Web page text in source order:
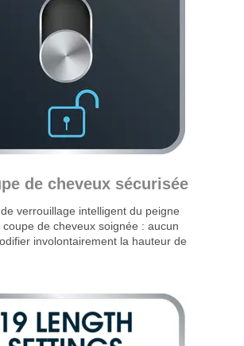
de cheveux sécurisée
verrouillage intelligent du peigne
de cheveux soignée : aucun
involontairement la hauteur de